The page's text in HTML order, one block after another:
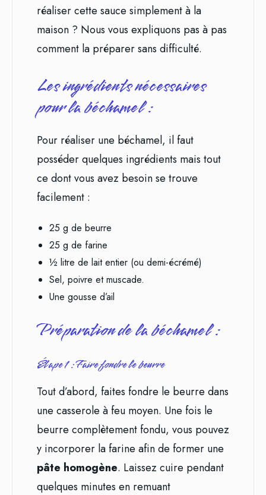
réaliser cette sauce simplement à la
maison ? Nous vous expliquons pas à pas
comment la préparer sans difficulté.
Les ingrédients nécessaires
pour la béchamel :
Pour réaliser une béchamel, il faut
posséder quelques ingrédients mais tout
ce dont vous avez besoin se trouve
facilement :
25 g de beurre
25 g de farine
½ litre de lait entier (ou demi-écrémé)
Sel, poivre et muscade.
Une gousse d’ail
Préparation de la béchamel :
Étape 1 : Faire fondre le beurre
Tout d’abord, faites fondre le beurre dans
une casserole à feu moyen. Une fois le
beurre complètement fondu, vous pouvez
y incorporer la farine afin de former une
pâte homogène. Laissez cuire pendant
quelques minutes en remuant